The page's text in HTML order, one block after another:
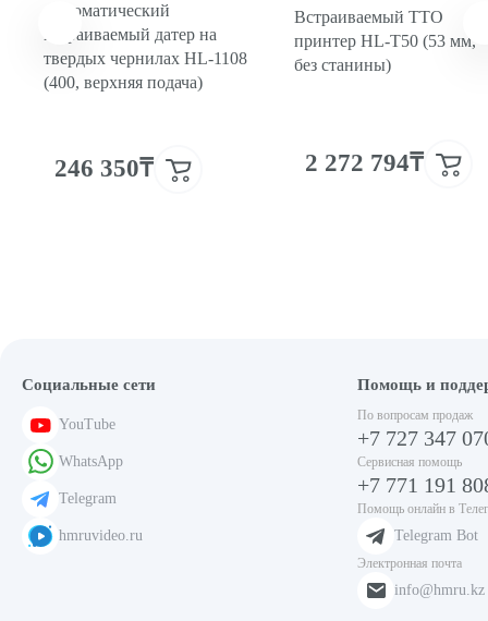
Автоматический
встраиваемый датер на
твердых чернилах HL-1108
(400, верхняя подача)
246 350₸
Встраиваемый ТТО
принтер HL-T50 (53 мм,
без станины)
2 272 794₸
Социальные сети
YouTube
WhatsApp
Telegram
hmruvideo.ru
Помощь и
По вопросам продаж
+7 727 347
Сервисная помощь
+7 771 191
Помощь онлайн в
Telegram Bot
Электронная почта
info@hmru.kz